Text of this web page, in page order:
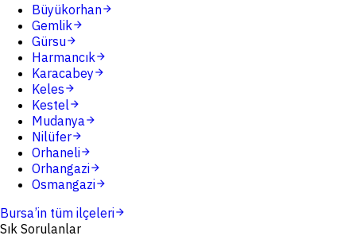
Büyükorhanarrow_forward
Gemlikarrow_forward
Gürsuarrow_forward
Harmancıkarrow_forward
Karacabeyarrow_forward
Kelesarrow_forward
Kestelarrow_forward
Mudanyaarrow_forward
Nilüferarrow_forward
Orhaneliarrow_forward
Orhangaziarrow_forward
Osmangaziarrow_forward
Bursa’in tüm ilçeleriarrow_forward
Sık Sorulanlar